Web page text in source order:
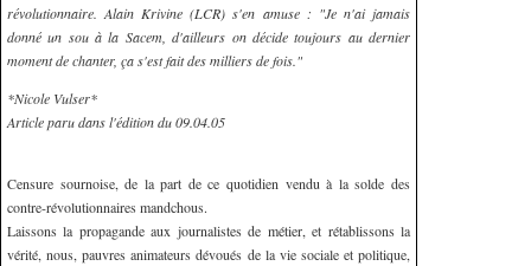
révolutionnaire. Alain Krivine (LCR) s'en amuse : "Je n'ai jamais
donné un sou à la Sacem, d'ailleurs on décide toujours au dernier
moment de chanter, ça s'est fait des milliers de fois."
*Nicole Vulser*
Article paru dans l'édition du 09.04.05
Censure sournoise, de la part de ce quotidien vendu à la solde des
contre-révolutionnaires mandchous.
Laissons la propagande aux journalistes de métier, et rétablissons la
vérité, nous, pauvres animateurs dévoués de la vie sociale et politique,